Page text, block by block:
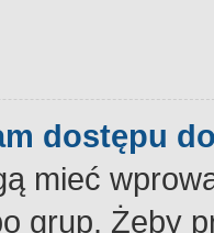
dostępu
mieć
grup. Żeby